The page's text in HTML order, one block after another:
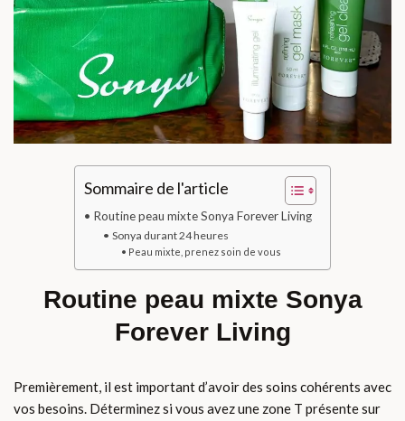
Sommaire de l'article
Routine peau mixte Sonya Forever Living
Sonya durant 24 heures
Peau mixte, prenez soin de vous
Routine peau mixte Sonya
Forever Living
Premièrement, il est important d’avoir des soins cohérents avec
vos besoins. Déterminez si vous avez une zone T présente sur